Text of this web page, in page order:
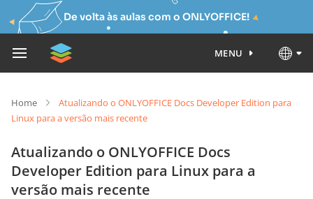
De volta às aulas com o ONLYOFFICE!
MENU
Home
Atualizando o ONLYOFFICE Docs Developer Edition para
Linux para a versão mais recente
Atualizando o ONLYOFFICE Docs
Developer Edition para Linux para a
versão mais recente